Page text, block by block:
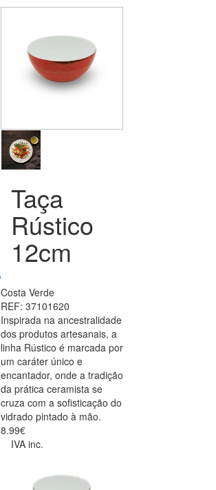
Taça
Rústico
12cm
Costa Verde
REF: 37101620
Inspirada na ancestralidade
dos produtos artesanais, a
linha Rústico é marcada por
um caráter único e
encantador, onde a tradição
da prática ceramista se
cruza com a sofisticação do
vidrado pintado à mão.
8.99€
IVA inc.